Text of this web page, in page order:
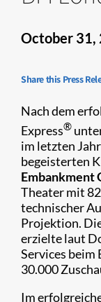
October 31,
Share this Press
Nach dem
Express®
im letzten
begeisterten
Embankment
Theater mit
technischer
Projektion.
erzielte laut
Services beim
30.000
Im